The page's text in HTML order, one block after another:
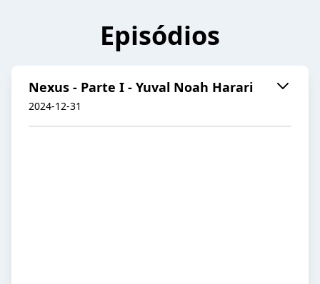
Episódios
Nexus - Parte I - Yuval Noah Harari
2024-12-31